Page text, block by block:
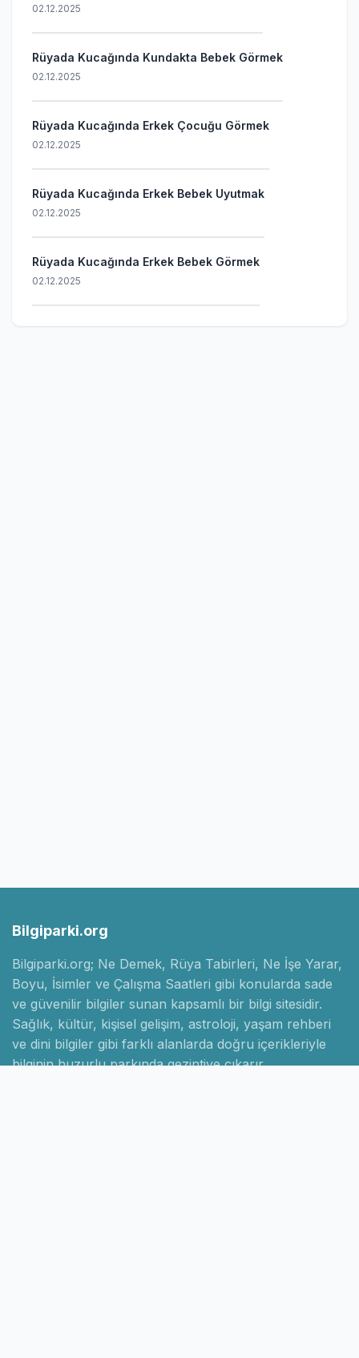
02.12.2025
Rüyada Kucağında Kundakta Bebek Görmek
02.12.2025
Rüyada Kucağında Erkek Çocuğu Görmek
02.12.2025
Rüyada Kucağında Erkek Bebek Uyutmak
02.12.2025
Rüyada Kucağında Erkek Bebek Görmek
02.12.2025
Bilgiparki.org
Bilgiparki.org; Ne Demek, Rüya Tabirleri, Ne İşe Yarar,
Boyu, İsimler ve Çalışma Saatleri gibi konularda sade
ve güvenilir bilgiler sunan kapsamlı bir bilgi sitesidir.
Sağlık, kültür, kişisel gelişim, astroloji, yaşam rehberi
ve dini bilgiler gibi farklı alanlarda doğru içerikleriyle
bilginin huzurlu parkında gezintiye çıkarır.